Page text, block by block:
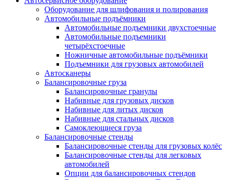
Оборудование для шлифования и полирования
Автомобильные подъёмники
Автомобильные подъемники двухстоечные
Автомобильные подъемники
четырёхстоечные
Ножничные автомобильные подъёмники
Подъемники для грузовых автомобилей
Автосканеры
Балансировочные груза
Балансировочные гранулы
Набивные для грузовых дисков
Набивные для литых дисков
Набивные для стальных дисков
Самоклеющиеся груза
Балансировочные стенды
Балансировочные стенды для грузовых колёс
Балансировочные стенды для легковых
автомобилей
Опции для балансировочных стендов